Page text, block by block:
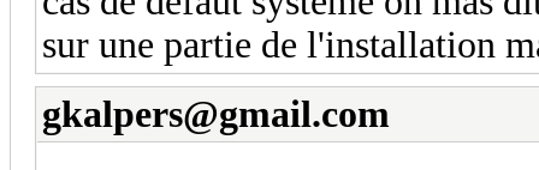
sur une partie de l'installation
gkalpers@gmail.com